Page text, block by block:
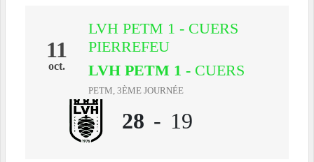
11
oct.
LVH PETM 1 - CUERS
PIERREFEU
LVH PETM 1 - CUERS
PETM, 3ÈME JOURNÉE
28 - 19